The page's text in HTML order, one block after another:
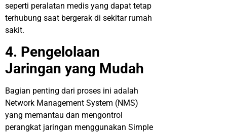
seperti peralatan medis yang dapat tetap
terhubung saat bergerak di sekitar rumah
sakit.
4. Pengelolaan
Jaringan yang Mudah
Bagian penting dari proses ini adalah
Network Management System (NMS)
yang memantau dan mengontrol
perangkat jaringan menggunakan Simple